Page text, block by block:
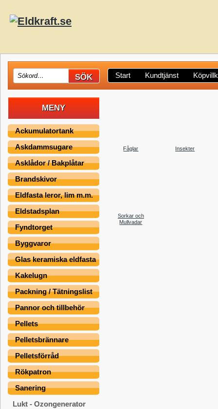
Start Kundtjänst
MENY
Ackumulatortank
Askdammsugare
Asklådor / Bakplåtar
Brandskivor
Eldfasta leror, lim m.m.
Eldstadsplan
Fyndtorget
Byggvaror
Glas keramiska eldfasta
Kakelugn
Packning / Tätningslist
Pannor och tillbehör
Pellets
Pelletsbrännare
Pelletsförråd
Rökpatron
Sanering
Lukt - Ozongenerator
Fåglar Insekter
Sorkar och
Mullvadar